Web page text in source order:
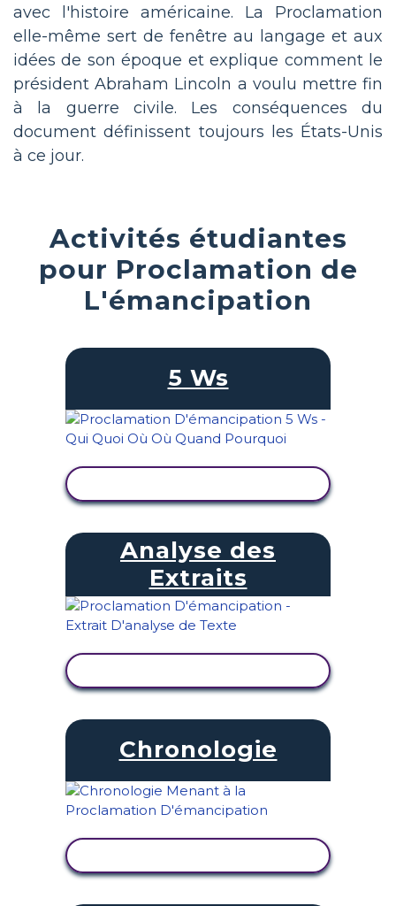
avec l'histoire américaine. La Proclamation
elle-même sert de fenêtre au langage et aux
idées de son époque et explique comment le
président Abraham Lincoln a voulu mettre fin
à la guerre civile. Les conséquences du
document définissent toujours les États-Unis
à ce jour.
Activités étudiantes
pour Proclamation de
L'émancipation
5 Ws
Analyse des
Extraits
Chronologie